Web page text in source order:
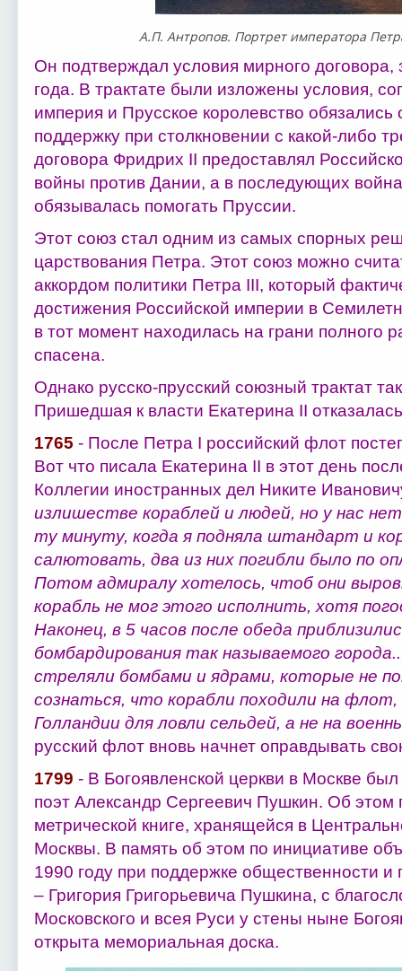
А.П. Антропов. Портрет императора
Он подтверждал условия мирного договора,
года. В трактате были изложены условия,
империя и Прусское королевство обязались
поддержку при столкновении с какой-либо
договора Фридрих II предоставлял
войны против Дании, а в последующих
обязывалась помогать Пруссии.
Этот союз стал одним из самых спорных
царствования Петра. Этот союз можно
аккордом политики Петра III, который
достижения Российской империи в
в тот момент находилась на грани полного
спасена.
Однако русско-прусский союзный трактат
Пришедшая к власти Екатерина II
1765 - После Петра I российский флот
Вот что писала Екатерина II в этот день
Коллегии иностранных дел Никите
излишестве кораблей и людей, но у нас
ту минуту, когда я подняла штандарт и
салютовать, два из них погибли было по
Потом адмиралу хотелось, чтоб они
корабль не мог этого исполнить, хотя
Наконец, в 5 часов после обеда
бомбардирования так называемого
стреляли бомбами и ядрами, которые не
сознаться, что корабли походили на
Голландии для ловли сельдей, а не на
русский флот вновь начнет оправдывать
1799 - В Богоявленской церкви в Москве
поэт Александр Сергеевич Пушкин. Об этом
метрической книге, хранящейся в
Москвы. В память об этом по инициативе
1990 году при поддержке общественности и
– Григория Григорьевича Пушкина, с
Московского и всея Руси у стены ныне
открыта мемориальная доска.